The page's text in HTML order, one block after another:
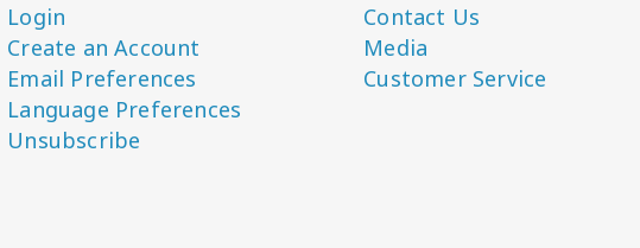
Login
Create an Account
Email Preferences
Language Preferences
Unsubscribe
Contact Us
Media
Customer Service